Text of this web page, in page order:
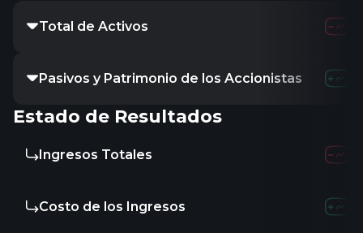
Total de Activos
Pasivos y Patrimonio de los Accionistas
Estado de Resultados
Ingresos Totales
Costo de los Ingresos